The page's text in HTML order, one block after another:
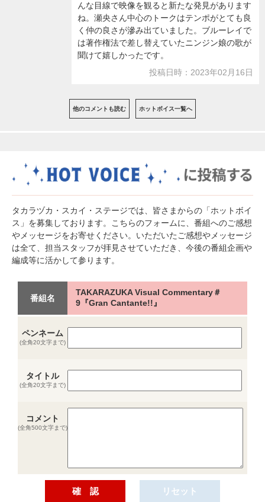
んな目線で映像を観ると新たな発見があります
ね。瀬央さん中心のトークはテンポがとても良
く仲の良さが滲み出ていました。ブルーレイで
は著作権法で差し替えていたニンジン娘の歌が
聞けて嬉しかったです。
投稿日時：2023年02月16日
他のコメントも読む ホットボイス一覧へ
タカラヅカ・スカイ・ステージでは、皆さまからの「ホットボイ
ス」を募集しております。こちらのフォームに、番組へのご感想
やメッセージをお寄せください。いただいたご感想やメッセージ
は全て、担当スタッフが拝見させていただき、今後の番組企画や
編成等に活かして参ります。
番組名
TAKARAZUKA Visual Commentary＃
9『Gran Cantante!!』
ペンネーム
(全角20文字まで)
タイトル
(全角20文字まで)
コメント
(全角500文字まで)